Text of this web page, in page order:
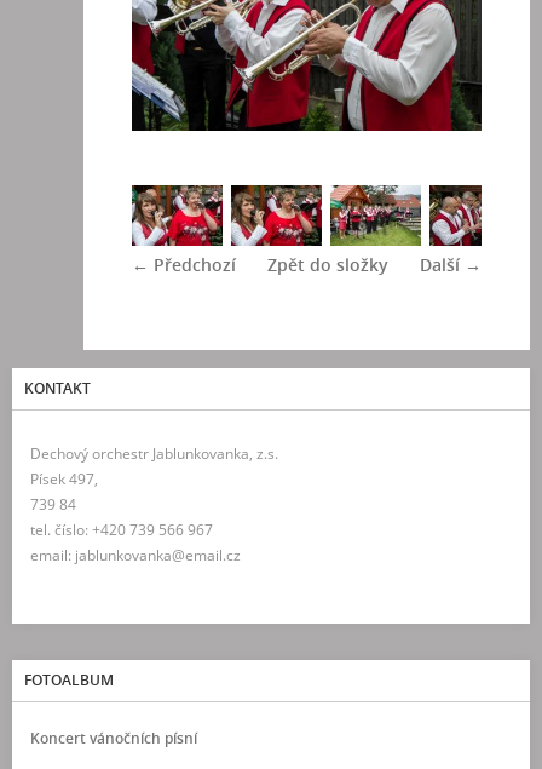
← Předchozí Další →
Zpět do složky
KONTAKT
Dechový orchestr Jablunkovanka, z.s.
Písek 497,
739 84
tel. číslo: +420 739 566 967
email: jablunkovanka@email.cz
FOTOALBUM
Koncert vánočních písní